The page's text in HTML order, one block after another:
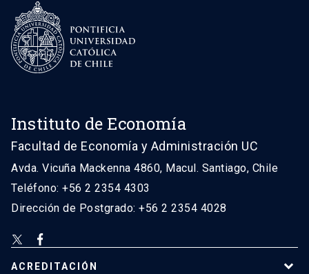
Instituto de Economía
Facultad de Economía y Administración UC
Avda. Vicuña Mackenna 4860, Macul. Santiago, Chile
Teléfono: +56 2 2354 4303
Dirección de Postgrado: +56 2 2354 4028
ACREDITACIÓN